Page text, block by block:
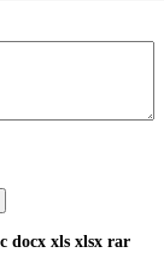
docx xls xlsx rar